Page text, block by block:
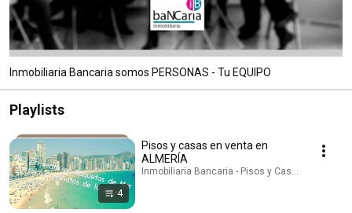
Inmobiliaria Bancaria somos PERSONAS - Tu EQUIPO
Playlists
4
Pisos y casas en venta en
ALMERÍA
Inmobiliaria Bancaria - Pisos y Casas de los